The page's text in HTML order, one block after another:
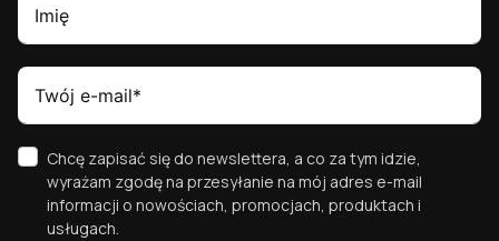
Chcę zapisać się do newslettera, a co za tym idzie,
wyrażam zgodę na przesyłanie na mój adres e-mail
informacji o nowościach, promocjach, produktach i
usługach.